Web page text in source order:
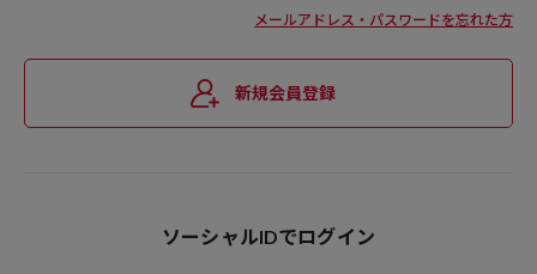
メールアドレス・パスワードを忘れた方
新規会員登録
ソーシャルIDでログイン